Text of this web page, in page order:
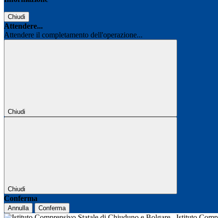
Chiudi
Attendere...
Attendere il completamento dell'operazione...
Chiudi
Chiudi
Conferma
Annulla Conferma